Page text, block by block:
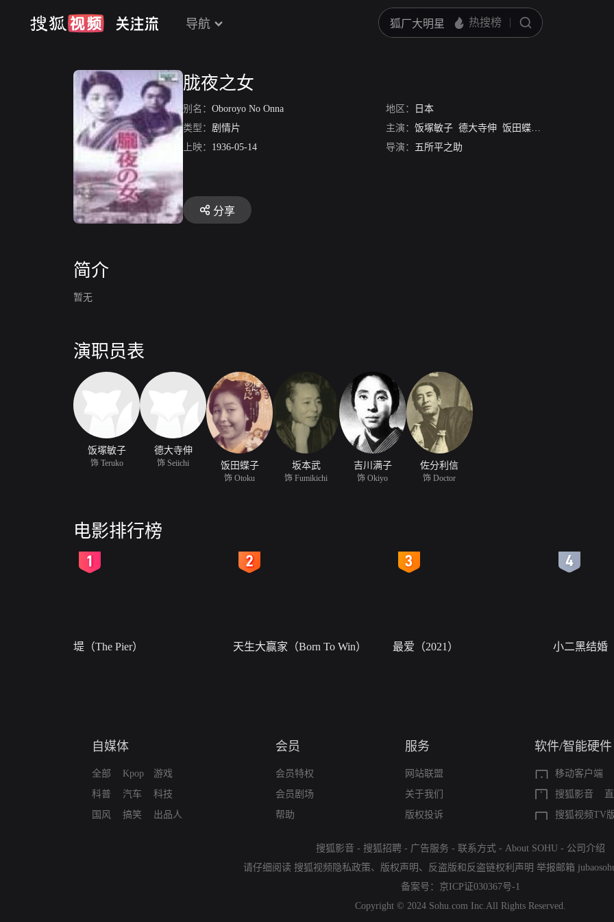
导航
胧夜之女
别名： Oboroyo No Onna 地区：
日本
类型： 剧情片 主演： 饭塚敏子 德大寺伸 饭田蝶子
上映： 1936-05-14 导演： 五所平之助
分享
简介
暂无
演职员表
饭塚敏子
饰 Teruko
德大寺伸
饰 Seiichi 饭田蝶子
饰 Otoku
坂本武
饰 Fumikichi
吉川满子
饰 Okiyo
佐分利信
饰 Doctor
电影排行榜
堤（The Pier） 天生大赢家（Born To Win） 最爱（2021） 小二黑结婚
自媒体
全部
科普
国风
Kpop
汽车
搞笑
游戏
科技
出品人
会员
会员特权
会员剧场
帮助
服务
网站联盟
关于我们
版权投诉
软件/智能硬件
移动客户端
搜狐影音
搜狐视频TV
搜狐影音 - 搜狐招聘 - 广告服务 - 联系方式 - About SOHU - 公司介绍
请仔细阅读 搜狐视频隐私政策、 版权声明 、 反盗版和反盗链权利声明 举报邮箱
备案号： 京ICP证030367号-1
Copyright © 2024 Sohu.com Inc.All Rights Reserved.